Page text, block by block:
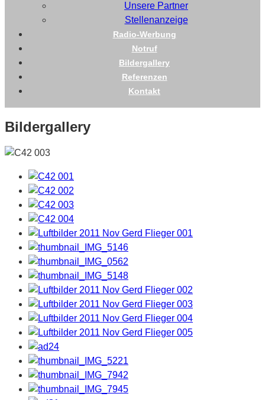
Unsere Partner
Stellenanzeige
Radio-Werbung
Notruf
Bildergallery
Referenzen
Kontakt
Bildergallery